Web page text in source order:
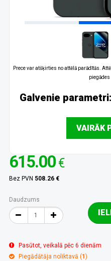
Prece var atšķirties no attēlā parādītās.
piegādes
Galvenie parametri:
VAIRĀK
615.00 €
Bez PVN 508.26 €
Daudzums
Pasūtot, veikalā pēc 6 dienām
Piegādātāja noliktavā (1 )